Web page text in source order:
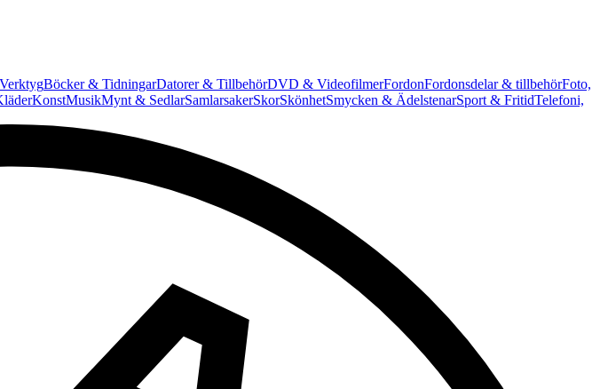
Böcker & TidningarDatorer & TillbehörDVD & VideofilmerFordonFordonsdelar & tillbehörFoto,
KonstMusikMynt & SedlarSamlarsakerSkorSkönhetSmycken & ÄdelstenarSport & FritidTelefoni,